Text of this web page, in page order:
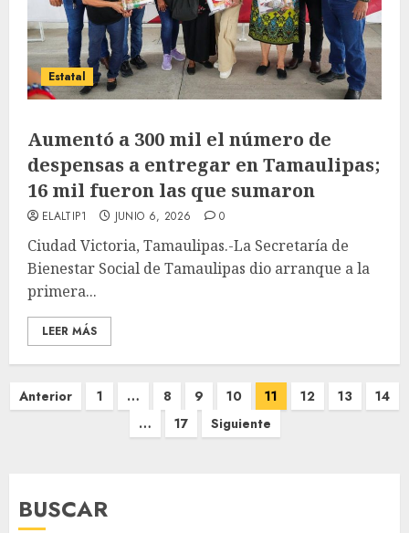
Estatal
Aumentó a 300 mil el número de
despensas a entregar en Tamaulipas;
16 mil fueron las que sumaron
ELALTIP1 JUNIO 6, 2026 0
Ciudad Victoria, Tamaulipas.-La Secretaría de
Bienestar Social de Tamaulipas dio arranque a la
primera...
LEER MÁS
Paginación
Anterior 1 … 8 9 10 11 12 13
14
…
17 Siguiente
BUSCAR